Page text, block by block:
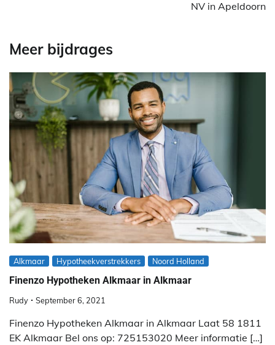
NV in Apeldoorn
Meer bijdrages
Alkmaar Hypotheekverstrekkers Noord Holland
Finenzo Hypotheken Alkmaar in Alkmaar
Rudy September 6, 2021
Finenzo Hypotheken Alkmaar in Alkmaar Laat 58 1811
EK Alkmaar Bel ons op: 725153020 Meer informatie […]